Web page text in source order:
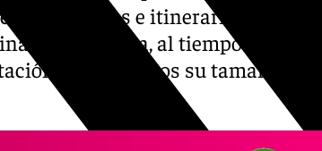
zonas verdes e itinerarios para
acústica, al tiempo que
y duplicamos su tamaño